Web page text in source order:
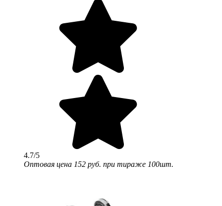
4.7/5
Оптовая цена 152 руб. при тираже 100шт.